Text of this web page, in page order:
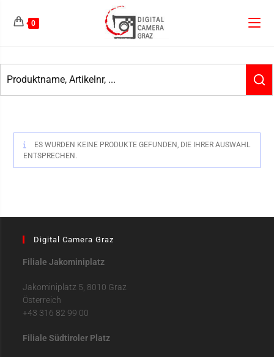
0
ES WURDEN KEINE PRODUKTE GEFUNDEN, DIE IHRER AUSWAHL
ENTSPRECHEN.
Digital Camera Graz
Filiale Jakominiplatz
Jakominiplatz 5, 8010 Graz
Österreich
+43 316 82 99 00
Filiale Südtiroler Platz